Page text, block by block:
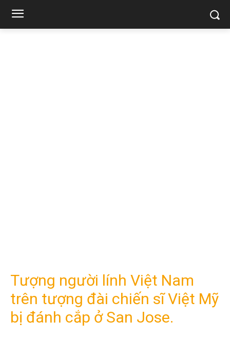
Tượng người lính Việt Nam
trên tượng đài chiến sĩ Việt Mỹ
bị đánh cắp ở San Jose.